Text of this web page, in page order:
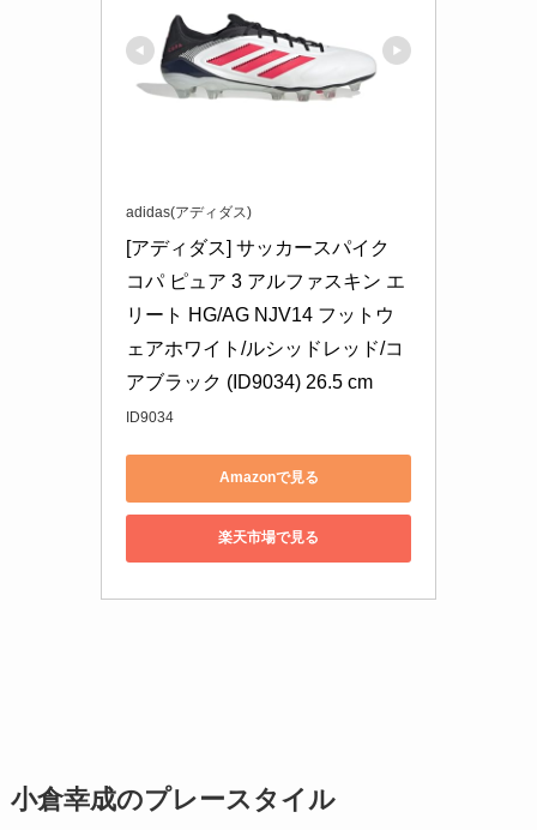
adidas(アディダス)
[アディダス] サッカースパイク
コパ ピュア 3 アルファスキン エ
リート HG/AG NJV14 フットウ
ェアホワイト/ルシッドレッド/コ
アブラック (ID9034) 26.5 cm
ID9034
Amazonで見る
楽天市場で見る
小倉幸成のプレースタイル